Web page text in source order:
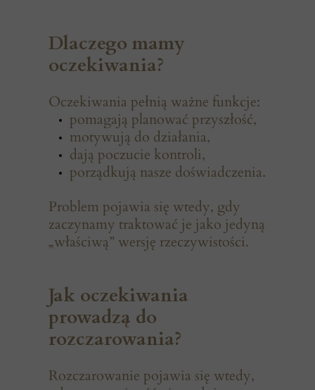
Dlaczego mamy
oczekiwania?
Oczekiwania pełnią ważne funkcje:
pomagają planować przyszłość,
motywują do działania,
dają poczucie kontroli,
porządkują nasze doświadczenia.
Problem pojawia się wtedy, gdy
zaczynamy traktować je jako jedyną
„właściwą” wersję rzeczywistości.
Jak oczekiwania
prowadzą do
rozczarowania?
Rozczarowanie pojawia się wtedy,